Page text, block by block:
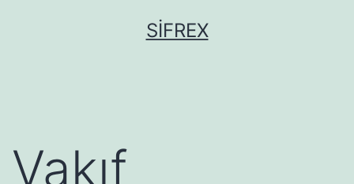
SIFREX
Vakıf